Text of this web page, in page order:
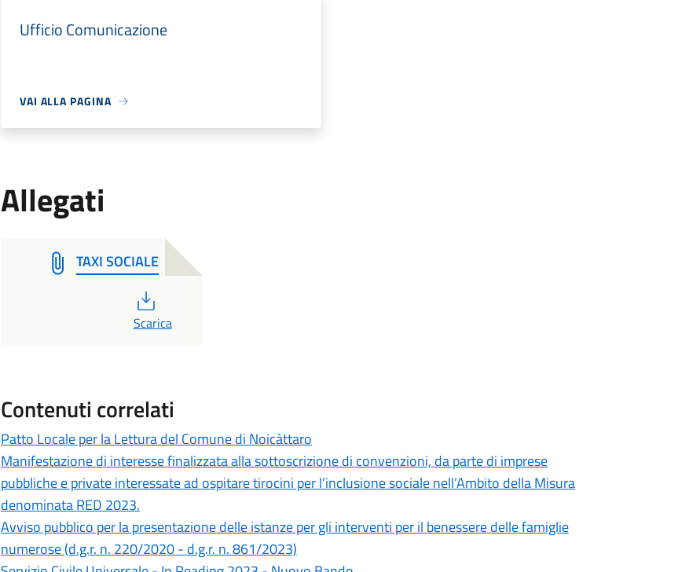
Ufficio Comunicazione
VAI ALLA PAGINA
Allegati
TAXI SOCIALE
PDF
Scarica
Contenuti correlati
Patto Locale per la Lettura del Comune di Noicàttaro
Manifestazione di interesse finalizzata alla sottoscrizione di convenzioni, da parte di imprese
pubbliche e private interessate ad ospitare tirocini per l’inclusione sociale nell’Ambito della Misura
denominata RED 2023.
Avviso pubblico per la presentazione delle istanze per gli interventi per il benessere delle famiglie
numerose (d.g.r. n. 220/2020 - d.g.r. n. 861/2023)